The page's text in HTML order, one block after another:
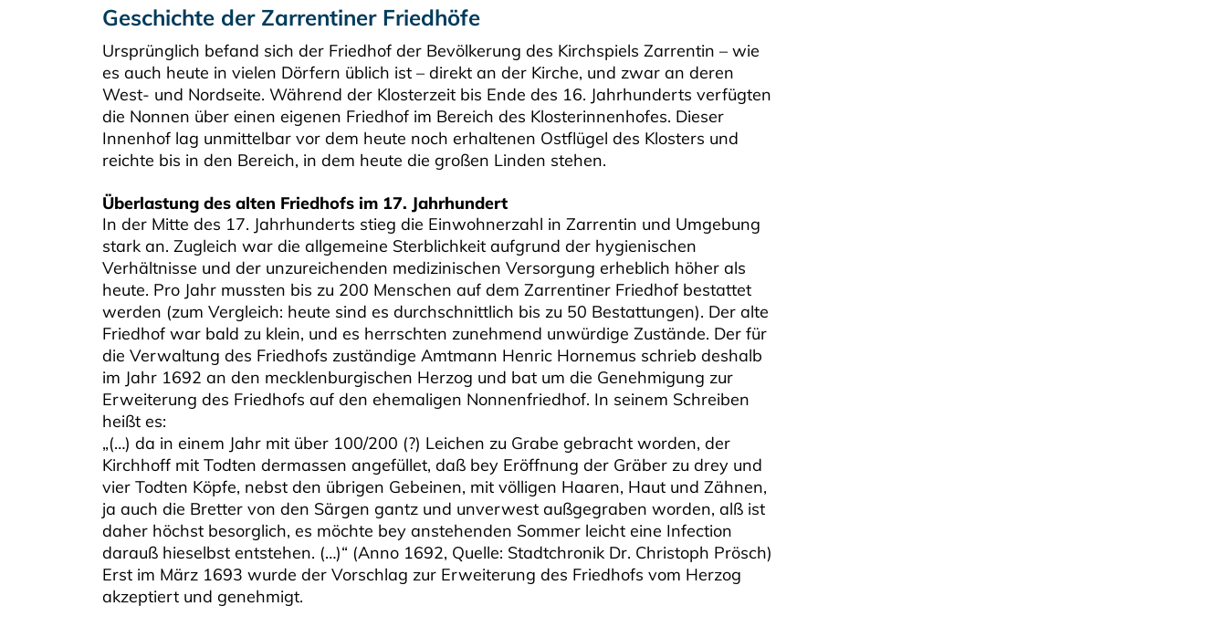
Geschichte der Zarrentiner Friedhöfe
Ursprünglich befand sich der Friedhof der Bevölkerung des Kirchspiels Zarrentin – wie
es auch heute in vielen Dörfern üblich ist – direkt an der Kirche, und zwar an deren
West- und Nordseite. Während der Klosterzeit bis Ende des 16. Jahrhunderts verfügten
die Nonnen über einen eigenen Friedhof im Bereich des Klosterinnenhofes. Dieser
Innenhof lag unmittelbar vor dem heute noch erhaltenen Ostflügel des Klosters und
reichte bis in den Bereich, in dem heute die großen Linden stehen.
Überlastung des alten Friedhofs im 17. Jahrhundert
In der Mitte des 17. Jahrhunderts stieg die Einwohnerzahl in Zarrentin und Umgebung
stark an. Zugleich war die allgemeine Sterblichkeit aufgrund der hygienischen
Verhältnisse und der unzureichenden medizinischen Versorgung erheblich höher als
heute. Pro Jahr mussten bis zu 200 Menschen auf dem Zarrentiner Friedhof bestattet
werden (zum Vergleich: heute sind es durchschnittlich bis zu 50 Bestattungen). Der alte
Friedhof war bald zu klein, und es herrschten zunehmend unwürdige Zustände. Der für
die Verwaltung des Friedhofs zuständige Amtmann Henric Hornemus schrieb deshalb
im Jahr 1692 an den mecklenburgischen Herzog und bat um die Genehmigung zur
Erweiterung des Friedhofs auf den ehemaligen Nonnenfriedhof. In seinem Schreiben
heißt es:
„(…) da in einem Jahr mit über 100/200 (?) Leichen zu Grabe gebracht worden, der
Kirchhoff mit Todten dermassen angefüllet, daß bey Eröffnung der Gräber zu drey und
vier Todten Köpfe, nebst den übrigen Gebeinen, mit völligen Haaren, Haut und Zähnen,
ja auch die Bretter von den Särgen gantz und unverwest außgegraben worden, alß ist
daher höchst besorglich, es möchte bey anstehenden Sommer leicht eine Infection
darauß hieselbst entstehen. (…)“ (Anno 1692, Quelle: Stadtchronik Dr. Christoph Prösch)
Erst im März 1693 wurde der Vorschlag zur Erweiterung des Friedhofs vom Herzog
akzeptiert und genehmigt.